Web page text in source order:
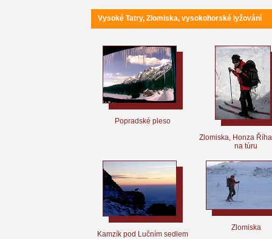
Vysoké Tatry, Zlomiska, vysokohorské lyžování
Popradské pleso
Zlomiska, Honza
na túru
Kamzík pod Lučním sedlem
Zlomiska